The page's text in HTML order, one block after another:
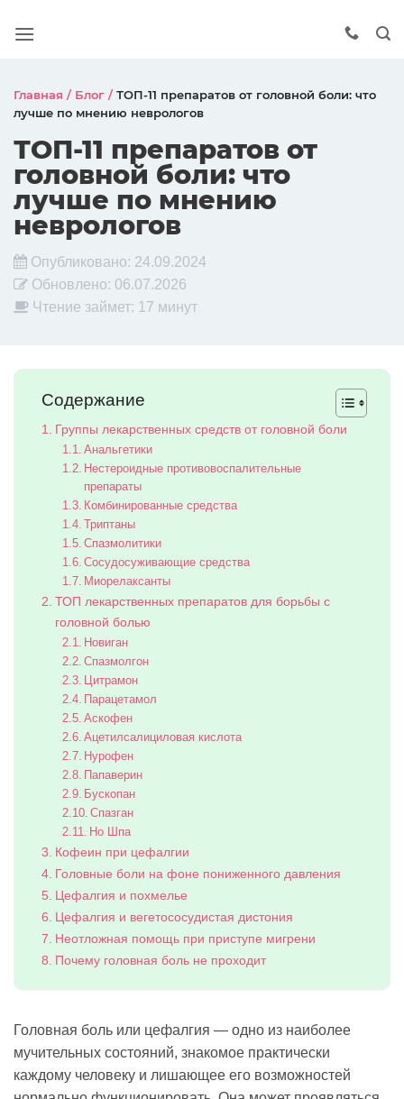
Главная / Блог /ТОП-11 препаратов от головной боли: что
лучше по мнению неврологов
ТОП-11 препаратов от
головной боли: что
лучше по мнению
неврологов
Опубликовано: 24.09.2024
Обновлено: 06.07.2026
Чтение займет: 17 минут
Содержание
Группы лекарственных средств от головной боли
Анальгетики
Нестероидные противовоспалительные
препараты
Комбинированные средства
Триптаны
Спазмолитики
Сосудосуживающие средства
Миорелаксанты
ТОП лекарственных препаратов для борьбы с
головной болью
Новиган
Спазмолгон
Цитрамон
Парацетамол
Аскофен
Ацетилсалициловая кислота
Нурофен
Папаверин
Бускопан
Спазган
Но Шпа
Кофеин при цефалгии
Головные боли на фоне пониженного давления
Цефалгия и похмелье
Цефалгия и вегетососудистая дистония
Неотложная помощь при приступе мигрени
Почему головная боль не проходит
Головная боль или цефалгия — одно из наиболее
мучительных состояний, знакомое практически
каждому человеку и лишающее его возможностей